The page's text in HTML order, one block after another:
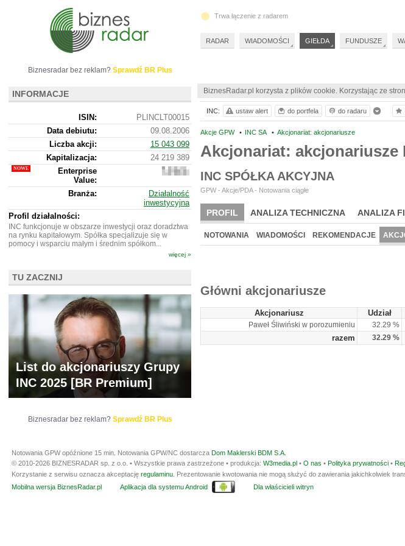
BiznesRadar.pl korzysta z plików cookie. Korzystając ze
Akcje GPW • INC SA • Akcjonariat: akcjonariusze
Akcjonariat: akcjonariusze
INC SPÓŁKA AKCYJNA
GPW - Akcje/PDA - Notowania ciągłe
PROFIL ANALIZA TECHNICZNA ANALIZA
NOTOWANIA WIADOMOŚCI REKOMENDACJE
Główni akcjonariusze
Akcjonariusz Udział
Paweł Śliwiński w porozumieniu 32.29 %
razem 32.29 %
INC: ustaw alert do portfela do radaru
Biznesradar bez reklam? Sprawdź BR Plus
INFORMACJE
ISIN:
PLINCLT00015
Data debiutu:
09.08.2006
Liczba akcji:
15 043 099
Kapitalizacja:
24 219 389
Enterprise
Value:
23
389
Branża:
Działalność
inwestycyjna
Profil działalności:
INC funkcjonuje w obszarze inwestycji oraz doradztwa
na rynku kapitałowym. Spółka specjalizuje się w
pomocy i wsparciu małym i średnim spółkom...
więcej »
TU ZACZNIJ
List do akcjonariuszy Grupy
INC 2025 [BR Premium]
Biznesradar bez reklam? Sprawdź BR Plus
Trwa łączenie z radarem
RADAR WIADOMOŚCI GIEŁDA FUNDUSZE
Notowania GPW opóźnione 15 min. Notowania GPW/NC dostarcza Dom Maklerski BDM S.A.
© 2010-2026 BIZNESRADAR sp. z o.o. • Wszystkie prawa zastrzeżone • produkcja: W3media.pl • O nas • Polityka prywatności •
Korzystanie z serwisu oznacza akceptację regulaminu . Prezentowanie kwotowania nie mogą służyć do zawierania jakichkolwiek
Mobilna wersja BiznesRadar.pl
Aplikacja dla systemu Android Dla właścicieli witryn